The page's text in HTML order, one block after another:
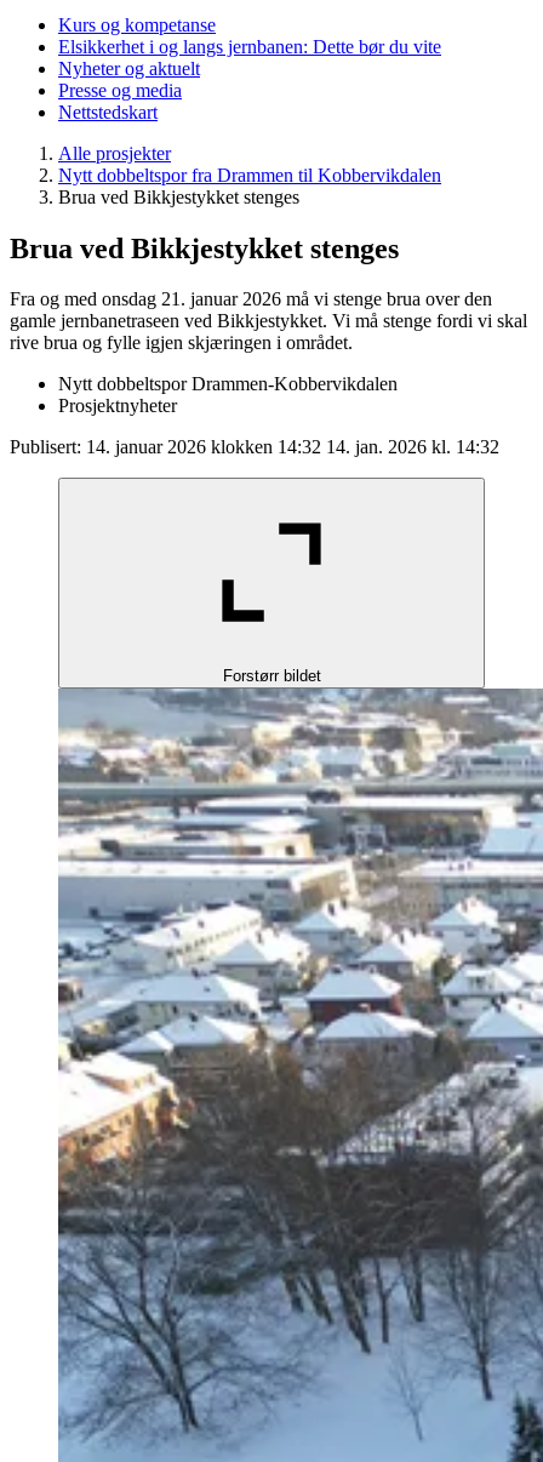
Kurs og kompetanse
Elsikkerhet i og langs jernbanen: Dette bør du vite
Nyheter og aktuelt
Presse og media
Nettstedskart
Alle prosjekter
Nytt dobbeltspor fra Drammen til Kobbervikdalen
Brua ved Bikkjestykket stenges
Brua ved Bikkjestykket stenges
Fra og med onsdag 21. januar 2026 må vi stenge brua over den
gamle jernbanetraseen ved Bikkjestykket. Vi må stenge fordi vi skal
rive brua og fylle igjen skjæringen i området.
Nytt dobbeltspor Drammen-Kobbervikdalen
Prosjektnyheter
Publisert: 14. januar 2026 klokken 14:32 14. jan. 2026 kl. 14:32
Forstørr bildet